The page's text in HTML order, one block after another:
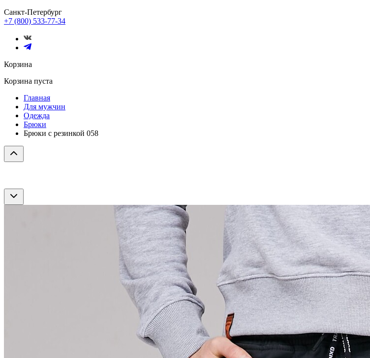
Санкт-Петербург
+7 (800) 533-77-34
Корзина
Корзина пуста
Главная
Для мужчин
Одежда
Брюки
Брюки с резинкой 058